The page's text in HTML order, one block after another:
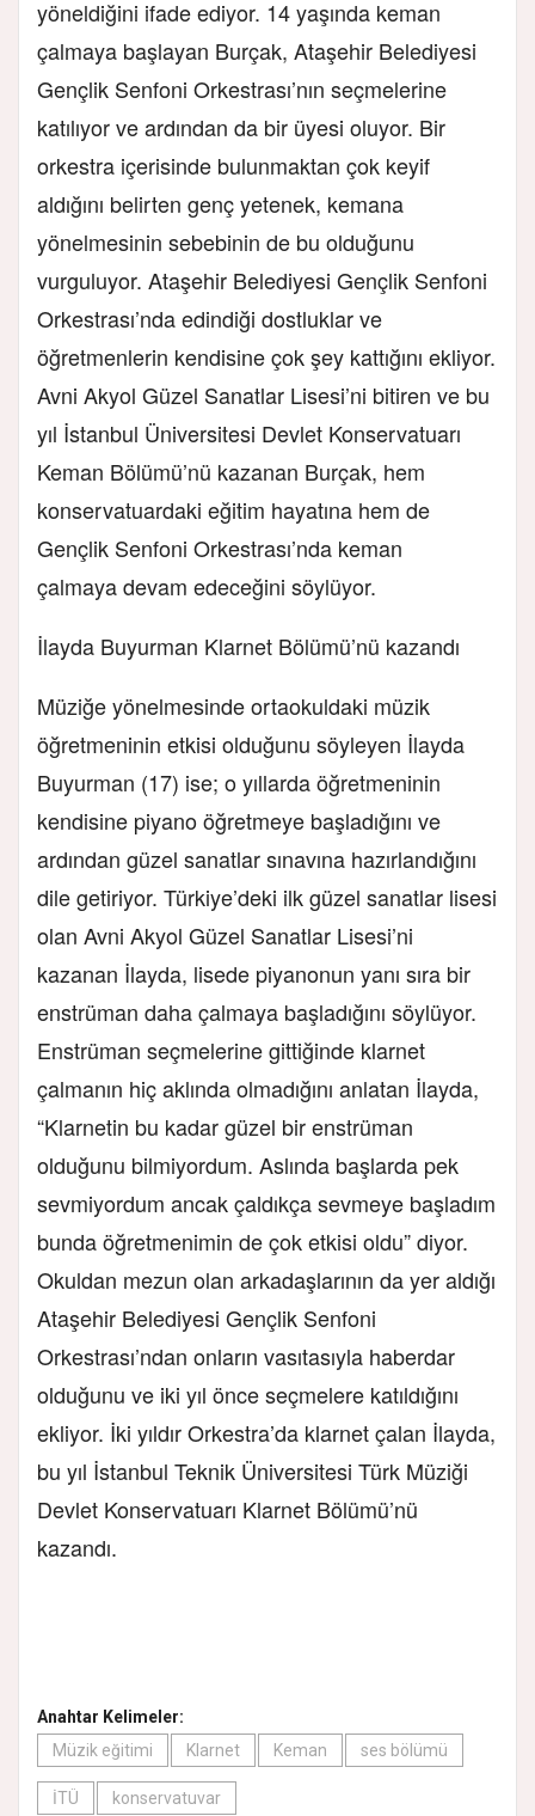
yöneldiğini ifade ediyor. 14 yaşında keman
çalmaya başlayan Burçak, Ataşehir Belediyesi
Gençlik Senfoni Orkestrası’nın seçmelerine
katılıyor ve ardından da bir üyesi oluyor. Bir
orkestra içerisinde bulunmaktan çok keyif
aldığını belirten genç yetenek, kemana
yönelmesinin sebebinin de bu olduğunu
vurguluyor. Ataşehir Belediyesi Gençlik Senfoni
Orkestrası’ndaedindiği dostluklar ve
öğretmenlerin kendisine çok şey kattığını ekliyor.
Avni Akyol Güzel Sanatlar Lisesi’ni bitiren ve bu
yıl İstanbul Üniversitesi Devlet Konservatuarı
Keman Bölümü’nü kazanan Burçak, hem
konservatuardaki eğitim hayatına hem de
Gençlik Senfoni Orkestrası’nda keman
çalmayadevam edeceğini söylüyor.
İlayda Buyurman Klarnet Bölümü’nü kazandı
Müziğe yönelmesinde ortaokuldaki müzik
öğretmeninin etkisi olduğunu söyleyen İlayda
Buyurman (17) ise; o yıllarda öğretmeninin
kendisine piyano öğretmeye başladığını ve
ardından güzel sanatlar sınavına hazırlandığını
dile getiriyor. Türkiye’deki ilk güzel sanatlar lisesi
olan Avni Akyol Güzel Sanatlar Lisesi’ni
kazanan İlayda, lisede piyanonun yanı sıra bir
enstrüman daha çalmaya başladığını söylüyor.
Enstrüman seçmelerine gittiğinde klarnet
çalmanın hiç aklında olmadığını anlatan İlayda,
“Klarnetin bu kadar güzel bir enstrüman
olduğunu bilmiyordum. Aslında başlarda pek
sevmiyordum ancak çaldıkça sevmeye başladım
bunda öğretmenimin de çok etkisi oldu” diyor.
Okuldan mezun olan arkadaşlarının da yer aldığı
Ataşehir Belediyesi Gençlik Senfoni
Orkestrası’ndan onların vasıtasıyla haberdar
olduğunu ve iki yıl önce seçmelere katıldığını
ekliyor. İki yıldır Orkestra’da klarnet çalan İlayda,
bu yıl İstanbul Teknik Üniversitesi Türk Müziği
Devlet Konservatuarı Klarnet Bölümü’nü
kazandı.
Anahtar Kelimeler:
Müzik eğitimi
Klarnet Keman ses bölümü
İTÜ konservatuvar